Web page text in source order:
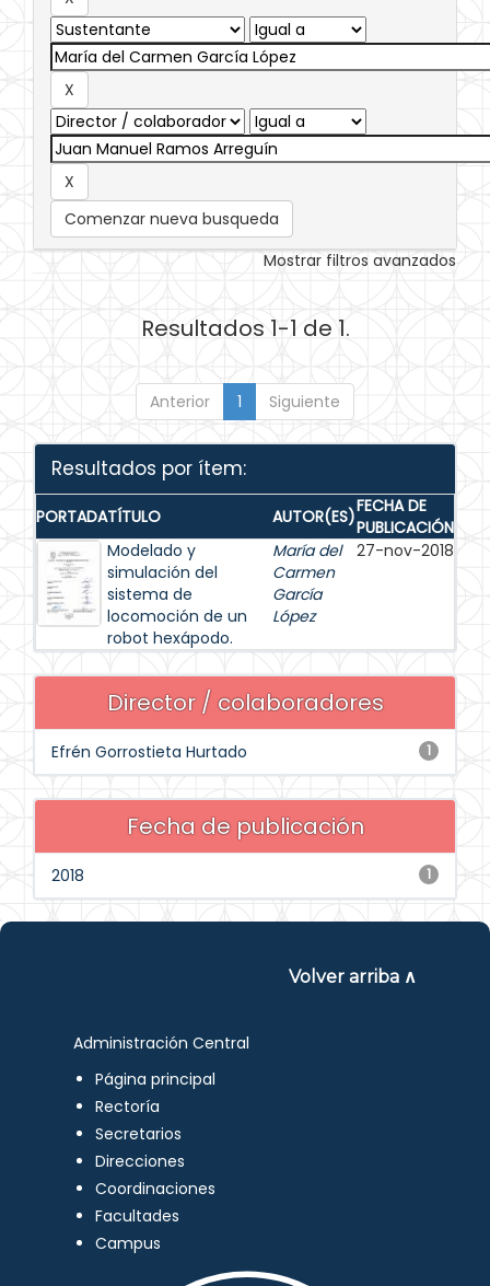
Comenzar nueva busqueda
Mostrar filtros avanzados
Resultados 1-1 de 1.
Anterior 1 Siguiente
Resultados por ítem:
PORTADATÍTULO AUTOR(ES)FECHA DE
PUBLICACIÓN
Modelado y
simulación del
sistema de
locomoción de un
robot hexápodo.
María del
Carmen
García
López
27-nov-2018
Director / colaboradores
1
Efrén Gorrostieta Hurtado
Fecha de publicación
1
2018
Volver arriba ∧
Administración Central
Página principal
Rectoría
Secretarios
Direcciones
Coordinaciones
Facultades
Campus